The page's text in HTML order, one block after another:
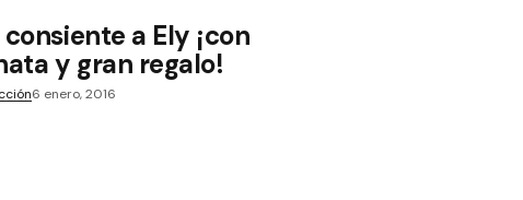
a Ely ¡con
y gran regalo!
6 enero, 2016